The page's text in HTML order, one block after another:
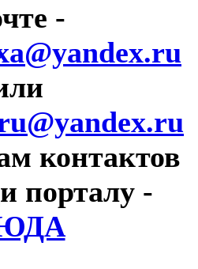
-
контактов
порталу -